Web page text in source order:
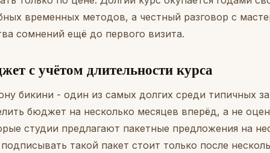
временных методов, а честный разговор с
сомнений ещё до первого визита.
с учётом длительности курса
бикини - один из самых долгих среди типичных
бюджет на несколько месяцев вперёд, а не
студии предлагают пакетные предложения на
такой пакет стоит только после